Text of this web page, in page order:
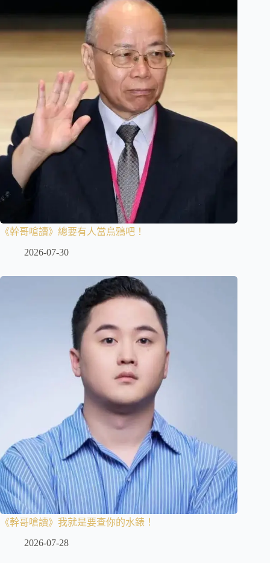
《幹哥嗆讀》總要有人當烏鴉吧！
2026-07-30
《幹哥嗆讀》我就是要查你的水錶！
2026-07-28